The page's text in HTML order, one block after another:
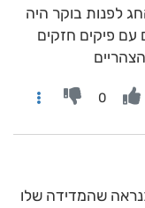
לפנות בוקר היה
עם פיקים חזקים
0
שהמדידה שלו